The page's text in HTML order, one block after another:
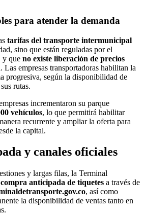
para atender la demanda
tarifas del transporte intermunicipal
sino que están reguladas por el
y que no existe liberación de precios
Las empresas transportadoras habilitan la
progresiva, según la disponibilidad de
rutas.
incrementaron su parque
vehículos, lo que permitirá habilitar
recurrente y ampliar la oferta para
la capital.
y canales oficiales
y largas filas, la Terminal
anticipada de tiquetes a través de
, así como
la disponibilidad de ventas tanto en